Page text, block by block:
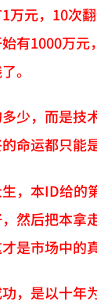
万元，10次
有1000万元
。
少，而是技
命运都只能
，本ID给的
然后把本拿
是市场中的
，是以十年